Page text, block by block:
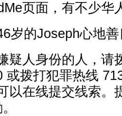
页面，有不少华
岁的Joseph心地
疑人身份的人，请
或拨打犯罪热线
以在线提交线索。